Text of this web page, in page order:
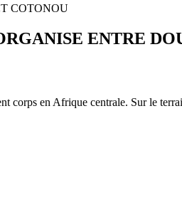
COTONOU
ENTRE
en Afrique centrale. Sur le